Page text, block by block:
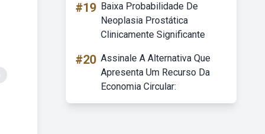
#19 Baixa Probabilidade De
Neoplasia Prostática
Clinicamente Significante
#20 Assinale A Alternativa Que
Apresenta Um Recurso Da
Economia Circular: